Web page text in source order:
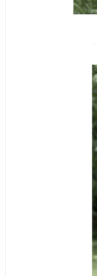
Luotuo Thể Thao
Ngoài Trời Leo Núi